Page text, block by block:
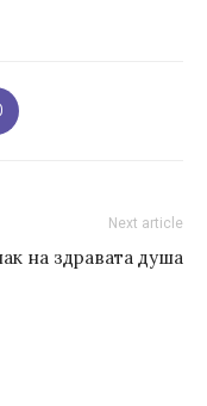
Next article
на здравата душа